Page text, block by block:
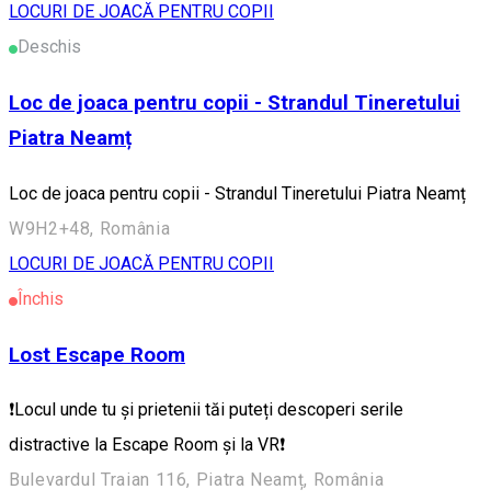
LOCURI DE JOACĂ PENTRU COPII
Deschis
Loc de joaca pentru copii - Strandul Tineretului
Piatra Neamț
Loc de joaca pentru copii - Strandul Tineretului Piatra Neamț
W9H2+48, România
LOCURI DE JOACĂ PENTRU COPII
Închis
Lost Escape Room
❗️Locul unde tu și prietenii tăi puteți descoperi serile
distractive la Escape Room și la VR❗️
Bulevardul Traian 116, Piatra Neamț, România